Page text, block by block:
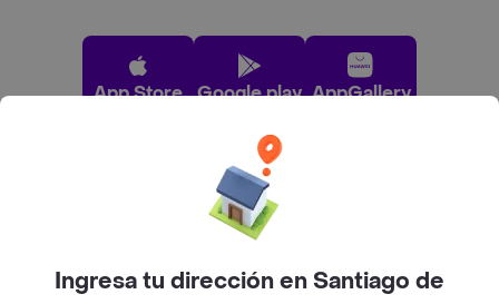
App Store Google play AppGallery
Pide tu comida favorita cerca de ti
Categorías
Ingresa tu dirección en Santiago de